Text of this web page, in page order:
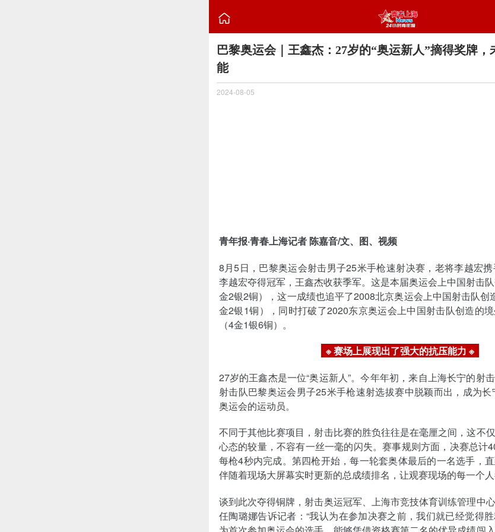

巴黎奥运会｜王鑫杰：27岁的“奥运新人”摘得奖牌，
能
2024-08-05
青年报·青春上海记者 陈嘉音/文、图、视频
8月5日，巴黎奥运会射击男子25米手枪速射决赛，老将李越宏携
李越宏夺得冠军，王鑫杰收获季军。这是本届奥运会上中国射击
金2银2铜），这一成绩也追平了2008北京奥运会上中国射击队创
金2银1铜），同时打破了2020东京奥运会上中国射击队创造的
（4金1银6铜）。
※ 赛场上展现出了强大的抗压能力 ※
27岁的王鑫杰是一位“奥运新人”。今年年初，来自上海长宁的射
射击队巴黎奥运会男子25米手枪速射选拔赛中脱颖而出，成为
奥运会的运动员。
不同于其他比赛项目，射击比赛的胜负往往是在毫厘之间，这不
心态的较量，不容有一丝一毫的闪失。赛事规则方面，决赛总计
每枪4秒内完成。第四枪开始，每一轮套奥体最后的一名选手，直
伴随着现场大屏幕实时更新的总成绩排名，让观赛现场的每一个人
谈到此次夺得铜牌，射击奥运冠军、上海市竞技体育训练管理中
任陶璐娜告诉记者：“我认为在参加决赛之前，我们就已经觉得